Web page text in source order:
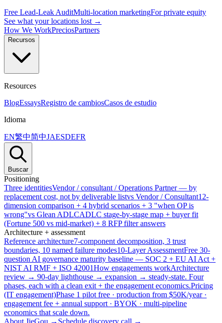
Free Lead-Leak AuditMulti-location marketingFor private equity
See what your locations lost →
How We WorkPreciosPartners
Recursos
Resources
BlogEssaysRegistro de cambiosCasos de estudio
Idioma
EN繁中简中JAESDEFR
Buscar
Positioning
Three identitiesVendor / consultant / Operations Partner — by
replacement cost, not by deliverable listvs Vendor / Consultant12-
dimension comparison + 4 hybrid scenarios + 3 "when OP is
wrong"vs Glean ADLCADLC stage-by-stage map + buyer fit
(Fortune 500 vs mid-market) + 8 RFP filter answers
Architecture + assessment
Reference architecture7-component decomposition, 3 trust
boundaries, 10 named failure modes10-Layer AssessmentFree 30-
question AI governance maturity baseline — SOC 2 + EU AI Act +
NIST AI RMF + ISO 42001How engagements workArchitecture
review → 90-day lighthouse → expansion → steady-state. Four
phases, each with a clean exit + the engagement economics.Pricing
(IT engagement)Phase 1 pilot free · production from $50K/year ·
engagement fee + annual support · BYOK · multi-pipeline
economics that scale down.
About JieGou → Schedule discovery call →